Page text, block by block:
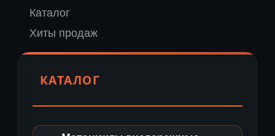
Каталог
Хиты продаж
КАТАЛОГ